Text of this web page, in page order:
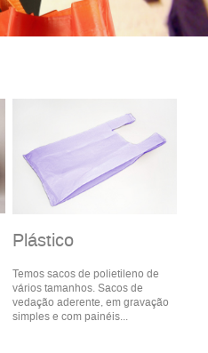
Plástico
Temos sacos de polietileno de
vários tamanhos. Sacos de
vedação aderente, em gravação
simples e com painéis...